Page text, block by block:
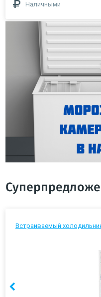
Наличными
Встраиваемый